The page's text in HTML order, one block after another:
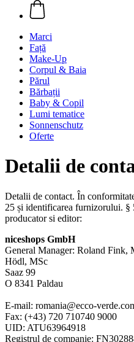
Marci
Față
Make-Up
Corpul & Baia
Părul
Bărbații
Baby & Copil
Lumi tematice
Sonnenschutz
Oferte
Detalii de
Detalii de contact. În
25 și identificarea furnizorului. §
producator si editor:
niceshops GmbH
General Manager: Roland Fink,
Hödl, MSc
Saaz 99
O 8341 Paldau
E-mail: romania@ecco-
Fax: (+43) 720 710740 9000
UID: ATU63964918
Registrul de companie: